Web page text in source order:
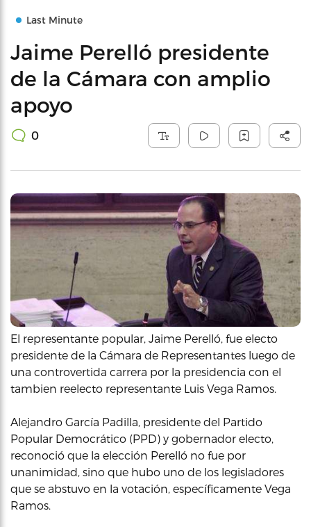
Last Minute
Jaime Perelló presidente
de la Cámara con amplio
apoyo
0
El representante popular, Jaime Perelló, fue electo
presidente de la Cámara de Representantes luego de
una controvertida carrera por la presidencia con el
tambien reelecto representante Luis Vega Ramos.
Alejandro García Padilla, presidente del Partido
Popular Democrático (PPD) y gobernador electo,
reconoció que la elección Perelló no fue por
unanimidad, sino que hubo uno de los legisladores
que se abstuvo en la votación, específicamente Vega
Ramos.